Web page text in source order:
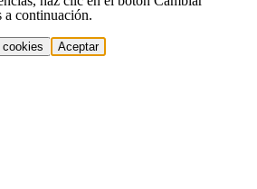
a continuación.
cookies Aceptar